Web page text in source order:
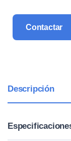
Contactar
Descripción